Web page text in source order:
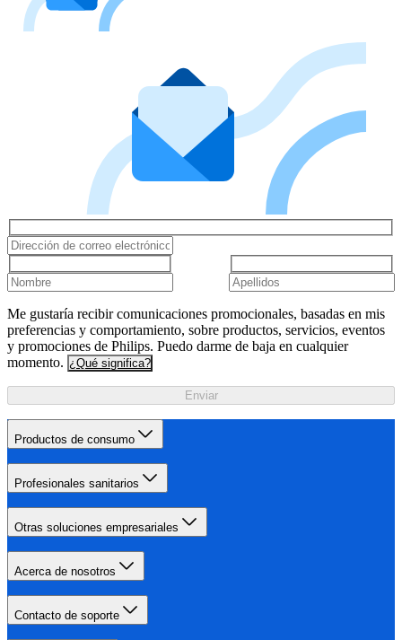
Me gustaría recibir comunicaciones promocionales, basadas en mis
preferencias y comportamiento, sobre productos, servicios, eventos
y promociones de Philips. Puedo darme de baja en cualquier
momento. ¿Qué significa?
Enviar
Productos de consumo
Profesionales sanitarios
Otras soluciones empresariales
Acerca de nosotros
Contacto de soporte